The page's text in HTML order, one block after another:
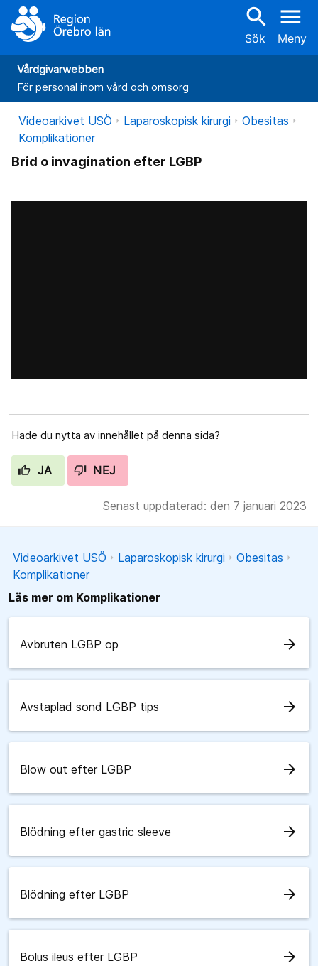
search
Sök
menu
Meny
Vårdgivarwebben
För personal inom vård och omsorg
Videoarkivet USÖ Laparoskopisk kirurgi
Obesitas
Komplikationer
Brid o invagination efter LGBP
Hade du nytta av innehållet på denna sida?
JA NEJ
Senast uppdaterad: den 7 januari 2023
Videoarkivet USÖ Laparoskopisk kirurgi
Obesitas
Komplikationer
Läs mer om Komplikationer
Avbruten LGBP op arrow_forward
Avstaplad sond LGBP tips arrow_forward
Blow out efter LGBP arrow_forward
Blödning efter gastric sleeve arrow_forward
Blödning efter LGBP arrow_forward
Bolus ileus efter LGBP arrow_forward